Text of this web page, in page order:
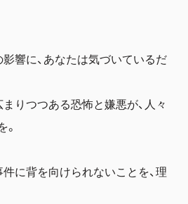
響に、あなたは気づいているだ
りつつある恐怖と嫌悪が、人々
に背を向けられないことを、理